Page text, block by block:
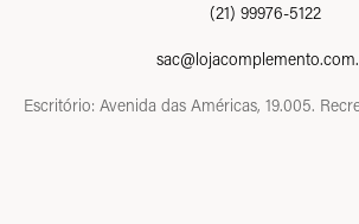
(21) 99976-5122
Escritório: Avenida das Américas, 19.005.